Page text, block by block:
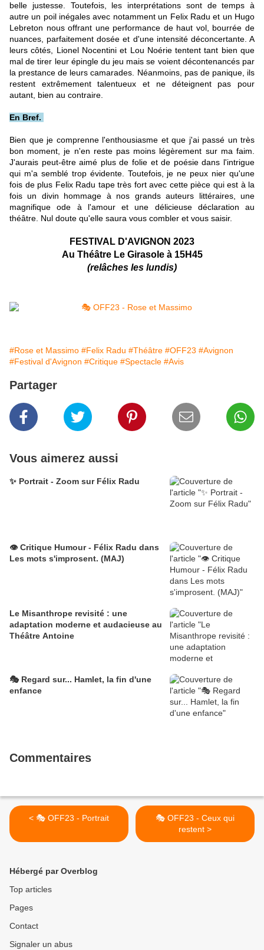
belle justesse. Toutefois, les interprétations sont de temps à
autre un poil inégales avec notamment un Felix Radu et un Hugo
Lebreton nous offrant une performance de haut vol, bourrée de
nuances, parfaitement dosée et d'une intensité déconcertante. A
leurs côtés, Lionel Nocentini et Lou Noérie tentent tant bien que
mal de tirer leur épingle du jeu mais se voient décontenancés par
la prestance de leurs camarades. Néanmoins, pas de panique, ils
restent extrêmement talentueux et ne déteignent pas pour
autant, bien au contraire.
En Bref.
Bien que je comprenne l'enthousiasme et que j'ai passé un très
bon moment, je n'en reste pas moins légèrement sur ma faim.
J'aurais peut-être aimé plus de folie et de poésie dans l'intrigue
qui m'a semblé trop évidente. Toutefois, je ne peux nier qu'une
fois de plus Felix Radu tape très fort avec cette pièce qui est à la
fois un divin hommage à nos grands auteurs littéraires, une
magnifique ode à l'amour et une délicieuse déclaration au
théâtre. Nul doute qu'elle saura vous combler et vous saisir.
FESTIVAL D'AVIGNON 2023
Au Théâtre Le Girasoleà 15H45
(relâches les lundis)
#Rose et Massimo #Felix Radu #Théâtre #OFF23 #Avignon
#Festival d'Avignon #Critique #Spectacle #Avis
Partager
Vous aimerez aussi
✨ Portrait - Zoom sur Félix Radu
👁️ Critique Humour - Félix Radu dans
Les mots s'improsent. (MAJ)
Le Misanthrope revisité : une
adaptation moderne et audacieuse au
Théâtre Antoine
🎭 Regard sur... Hamlet, la fin d'une
enfance
Commentaires
< 🎭 OFF23 - Portrait
🎭 OFF23 - Ceux qui
restent >
Hébergé par Overblog
Top articles
Pages
Contact
Signaler un abus